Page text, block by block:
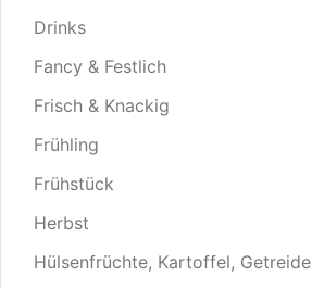
Drinks
Fancy & Festlich
Frisch & Knackig
Frühling
Frühstück
Herbst
Hülsenfrüchte, Kartoffel, Getreide